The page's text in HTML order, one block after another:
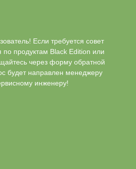
Если требуется совет
по продуктам Black Edition или
через форму обратной
будет направлен менеджеру
инженеру!